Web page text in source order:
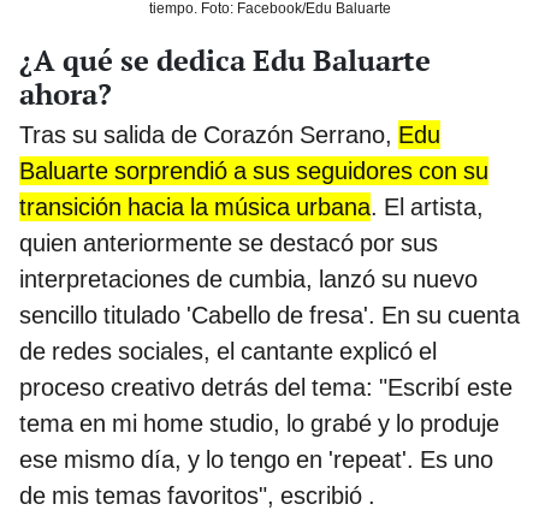
tiempo. Foto: Facebook/Edu Baluarte
¿A qué se dedica Edu Baluarte
ahora?
Tras su salida de Corazón Serrano, Edu
Baluarte sorprendió a sus seguidores con su
transición hacia la música urbana. El artista,
quien anteriormente se destacó por sus
interpretaciones de cumbia, lanzó su nuevo
sencillo titulado 'Cabello de fresa'. En su cuenta
de redes sociales, el cantante explicó el
proceso creativo detrás del tema: "Escribí este
tema en mi home studio, lo grabé y lo produje
ese mismo día, y lo tengo en 'repeat'. Es uno
de mis temas favoritos", escribió .